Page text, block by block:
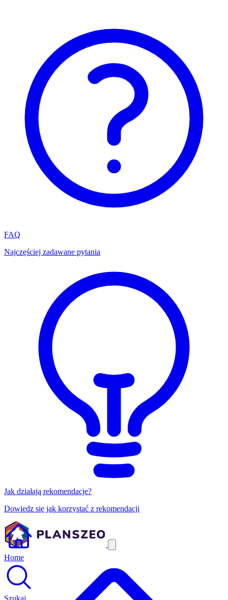
FAQ
Najczęściej zadawane pytania
Jak działają rekomendacje?
Dowiedz się jak korzystać z rekomendacji
Home
Szukaj